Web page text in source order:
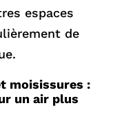
espaces
de
moisissures :
un air plus